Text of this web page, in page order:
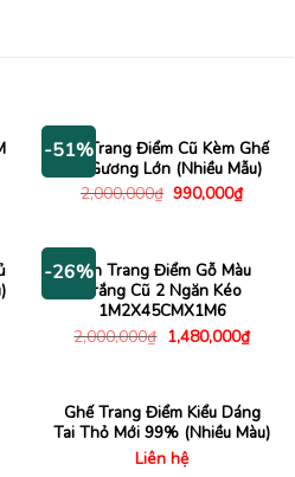
-51%
Bàn Trang Điểm Cũ Kèm Ghế
Gỗ Gương Lớn (Nhiều Mẫu)
2,000,000₫ Giá
990,000₫Giá
hiện
-26%Bàn Trang Điểm Gỗ Màu
Trắng Cũ 2 Ngăn Kéo
1M2X45CMX1M6
2,000,000₫ Giá
gốc
1,480,000₫Giá
hiện
Ghế Trang Điểm Kiểu Dáng
Tai Thỏ Mới 99% (Nhiều Màu)
Liên hệ